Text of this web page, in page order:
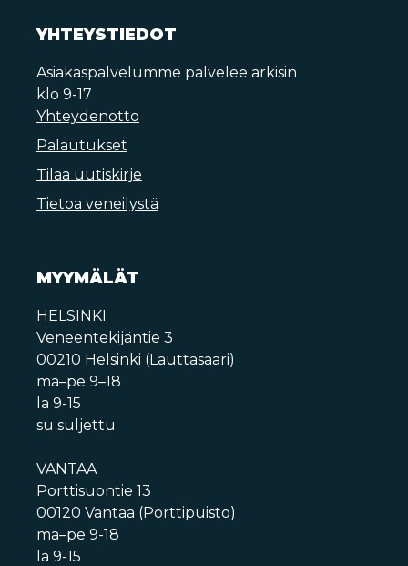
YHTEYSTIEDOT
Asiakaspalvelumme palvelee arkisin
klo 9-17
Yhteydenotto
Palautukset
Tilaa uutiskirje
Tietoa veneilystä
MYYMÄLÄT
HELSINKI
Veneentekijäntie 3
00210 Helsinki (Lauttasaari)
ma–pe 9–18
la 9-15
su suljettu
VANTAA
Porttisuontie 13
00120 Vantaa (Porttipuisto)
ma–pe 9-18
la 9-15